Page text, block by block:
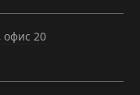
офис 20